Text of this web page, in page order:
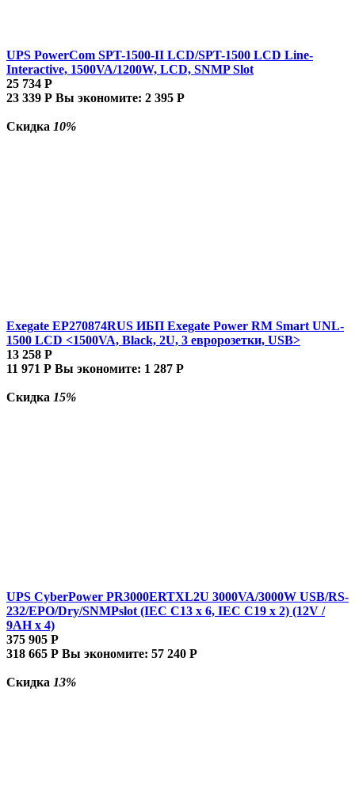
UPS PowerCom SPT-1500-II LCD/SPT-1500 LCD Line-
Interactive, 1500VA/1200W, LCD, SNMP Slot
25 734 Р
23 339 Р Вы экономите: 2 395 Р
Скидка 10%
Exegate EP270874RUS ИБП Exegate Power RM Smart UNL-
1500 LCD <1500VA, Black, 2U, 3 евророзетки, USB>
13 258 Р
11 971 Р Вы экономите: 1 287 Р
Скидка 15%
UPS CyberPower PR3000ERTXL2U 3000VA/3000W USB/RS-
232/EPO/Dry/SNMPslot (IEC C13 x 6, IEC C19 x 2) (12V /
9AH х 4)
375 905 Р
318 665 Р Вы экономите: 57 240 Р
Скидка 13%